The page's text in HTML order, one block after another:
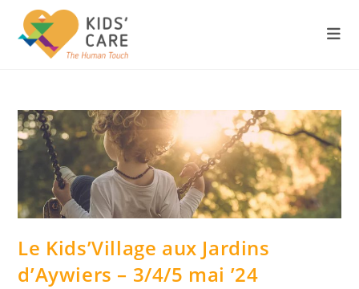
Le Kids’Village aux Jardins
d’Aywiers – 3/4/5 mai ’24